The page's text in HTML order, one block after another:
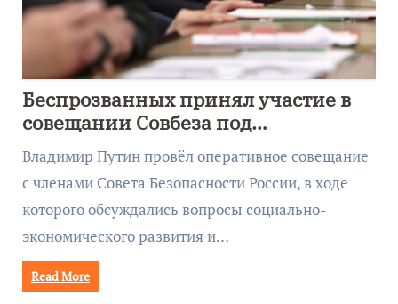
Беспрозванных принял участие в
совещании Совбеза под
руководством Путина
Владимир Путин провёл оперативное совещание
с членами Совета Безопасности России, в ходе
которого обсуждались вопросы социально-
экономического развития и…
Read More